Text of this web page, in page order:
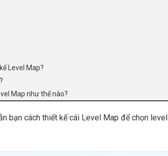
Level Map?
Map như thế nào?
bạn cách thiết kế cái Level Map để chọn level